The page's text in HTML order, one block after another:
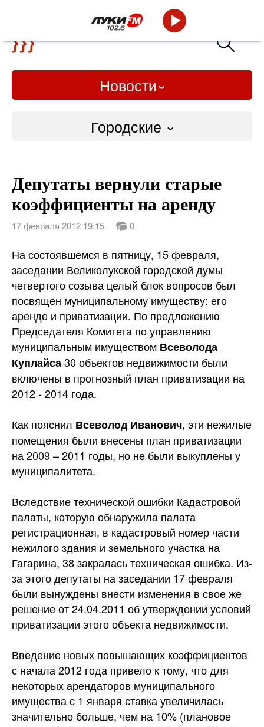
Новости
Городские
Слово Дело
Народные
Депутаты вернули старые
коэффициенты на аренду
17 февраля 2012 19:15 0
На состоявшемся в пятницу, 15 февраля,
заседании Великолукской городской думы
четвертого созыва целый блок вопросов был
посвящен муниципальному имуществу: его
аренде и приватизации. По предложению
Председателя Комитета по управлению
муниципальным имуществом Всеволода
Куплайса30 объектов недвижимости были
включены в прогнозный план приватизации на
2012 - 2014 года.
Как пояснил Всеволод Иванович, эти нежилые
помещения были внесены план приватизации
на 2009 – 2011 годы, но не были выкуплены у
муниципалитета.
Вследствие технической ошибки Кадастровой
палаты, которую обнаружила палата
регистрационная, в кадастровый номер части
нежилого здания и земельного участка на
Гагарина, 38 закралась техническая ошибка. Из-
за этого депутаты на заседании 17 февраля
были вынуждены внести изменения в свое же
решение от 24.04.2011 об утверждении условий
приватизации этого объекта недвижимости.
Введение новых повышающих коэффициентов
с начала 2012 года привело к тому, что для
некоторых арендаторов муниципального
имущества с 1 января ставка увеличилась
значительно больше, чем на 10% (плановое